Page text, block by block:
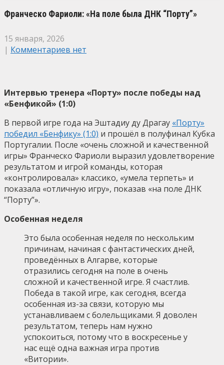
Франческо Фариоли: «На поле была ДНК “Порту”»
15 января, 2026
| Комментариев нет
Интервью тренера «Порту» после победы над
«Бенфикой» (1:0)
В первой игре года на Эштадиу ду Драгау «Порту»
победил «Бенфику» (1:0) и прошёл в полуфинал Кубка
Португалии. После «очень сложной и качественной
игры» Франческо Фариоли выразил удовлетворение
результатом и игрой команды, которая
«контролировала» классико, «умела терпеть» и
показала «отличную игру», показав «на поле ДНК
“Порту”».
Особенная неделя
Это была особенная неделя по нескольким
причинам, начиная с фантастических дней,
проведённых в Алгарве, которые
отразились сегодня на поле в очень
сложной и качественной игре. Я счастлив.
Победа в такой игре, как сегодня, всегда
особенная из-за связи, которую мы
устанавливаем с болельщиками. Я доволен
результатом, теперь нам нужно
успокоиться, потому что в воскресенье у
нас ещё одна важная игра против
«Витории».